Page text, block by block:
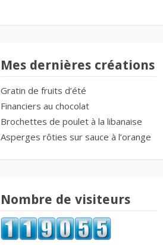
Mes dernières créations
Gratin de fruits d’été
Financiers au chocolat
Brochettes de poulet à la libanaise
Asperges rôties sur sauce à l’orange
Nombre de visiteurs